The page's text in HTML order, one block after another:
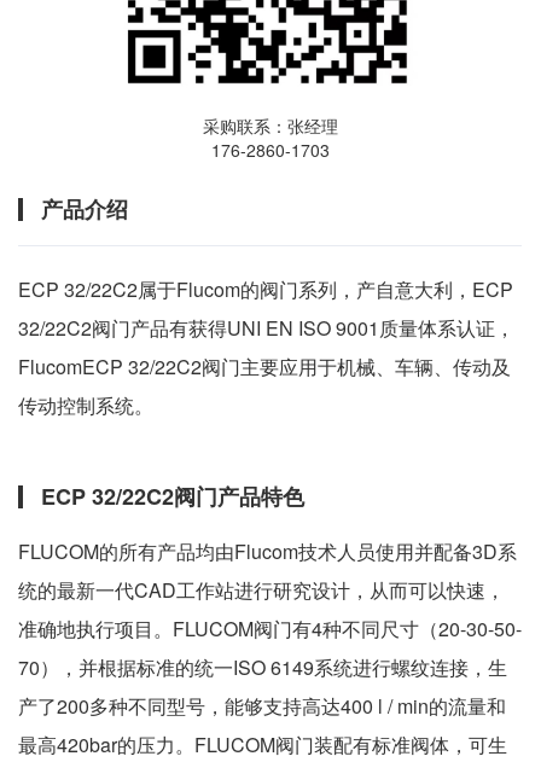
采购联系：张经理
176-2860-1703
产品介绍
ECP 32/22C2属于Flucom的阀门系列，产自意大利，ECP
32/22C2阀门产品有获得UNI EN ISO 9001质量体系认证，
FlucomECP 32/22C2阀门主要应用于机械、车辆、传动及
传动控制系统。
ECP 32/22C2阀门产品特色
FLUCOM的所有产品均由Flucom技术人员使用并配备3D系
统的最新一代CAD工作站进行研究设计，从而可以快速，
准确地执行项目。FLUCOM阀门有4种不同尺寸（20-30-50-
70），并根据标准的统一ISO 6149系统进行螺纹连接，生
产了200多种不同型号，能够支持高达400 l / min的流量和
最高420bar的压力。FLUCOM阀门装配有标准阀体，可生